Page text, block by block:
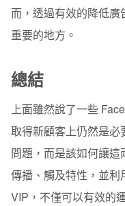
而，透過有效的降低
重要的地方。
總結
上面雖然說了一些
取得新顧客上仍然是
問題，而是該如何讓
傳播、觸及特性，並利
VIP，不僅可以有效的